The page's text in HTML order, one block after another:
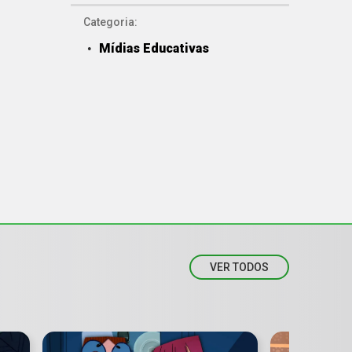
Categoria:
Mídias Educativas
VER TODOS